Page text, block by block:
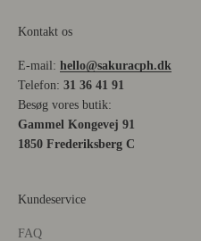
Kontakt os
E-mail: hello@sakuracph.dk
Telefon: 31 36 41 91
Besøg vores butik:
Gammel Kongevej 91
1850 Frederiksberg C
Kundeservice
FAQ